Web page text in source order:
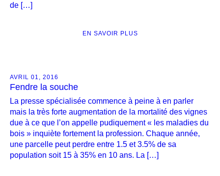
de […]
EN SAVOIR PLUS
AVRIL 01, 2016
Fendre la souche
La presse spécialisée commence à peine à en parler
mais la très forte augmentation de la mortalité des vignes
due à ce que l’on appelle pudiquement « les maladies du
bois » inquiète fortement la profession. Chaque année,
une parcelle peut perdre entre 1.5 et 3.5% de sa
population soit 15 à 35% en 10 ans. La […]